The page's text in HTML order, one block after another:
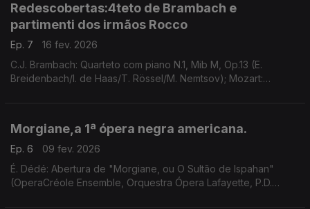
Redescobertas:4teto de Brambach e
partimenti dos irmãos Rocco
Ep. 7
16 fev. 2026
C.J. Brambach: Quarteto com piano N.1, Mib M, Op.13 (E.
Breidenbach/I. de Haas/T. Rössel/M. Nemtsov); Mozart:
Morgiane,a 1ª ópera negra americana.
Ep. 6
09 fev. 2026
É. Dédé: Abertura de "Morgiane, ou O Sultão de Ispahan"
(OperaCréole Ensemble, Orquestra Ópera Lafayette, P.D.